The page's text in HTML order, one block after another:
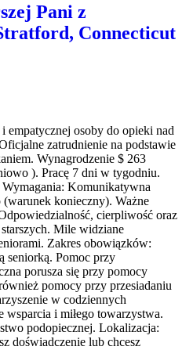
Pani z
Connecticut
empatycznej osoby do opieki nad
zatrudnienie na podstawie
Wynagrodzenie $ 263
). Pracę 7 dni w tygodniu.
Komunikatywna
konieczny). Ważne
cierpliwość oraz
Mile widziane
Zakres obowiązków:
seniorką. Pomoc przy
porusza się przy pomocy
pomocy przy przesiadaniu
w codziennych
wsparcia i miłego towarzystwa.
podopiecznej. Lokalizacja:
doświadczenie lub chcesz